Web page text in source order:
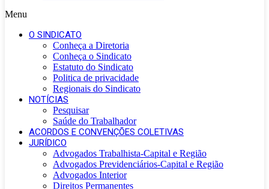
Menu
O SINDICATO
Conheça a Diretoria
Conheça o Sindicato
Estatuto do Sindicato
Politica de privacidade
Regionais do Sindicato
NOTÍCIAS
Pesquisar
Saúde do Trabalhador
ACORDOS E CONVENÇÕES COLETIVAS
JURÍDICO
Advogados Trabalhista-Capital e Região
Advogados Previdenciários-Capital e Região
Advogados Interior
Direitos Permanentes